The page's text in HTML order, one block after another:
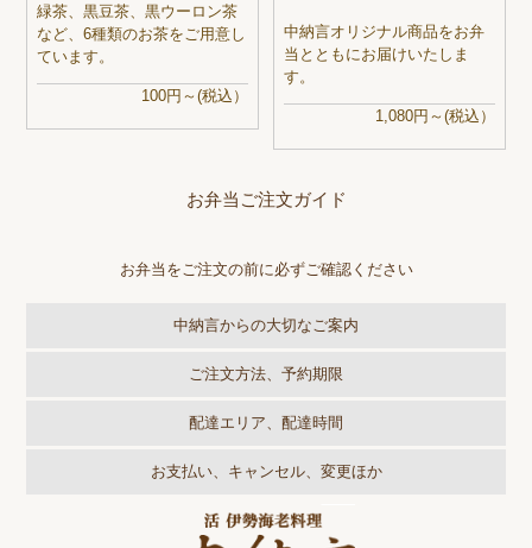
緑茶、黒豆茶、黒ウーロン茶
など、6種類のお茶をご用意し
ています。
100円～(税込）
中納言オリジナル商品をお弁
当とともにお届けいたしま
す。
1,080円～(税込）
お弁当ご注文ガイド
お弁当をご注文の前に必ずご確認ください
中納言からの大切なご案内
ご注文方法、予約期限
配達エリア、配達時間
お支払い、キャンセル、変更ほか